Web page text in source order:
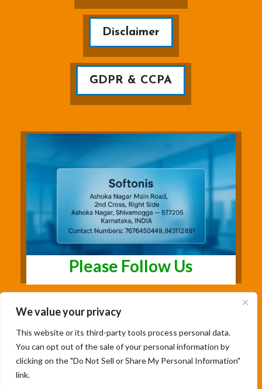
We value your privacy
This website or its third-party tools process personal data.
You can opt out of the sale of your personal information by
clicking on the "Do Not Sell or Share My Personal Information"
link.
Disclaimer
GDPR & CCPA
Please Follow Us